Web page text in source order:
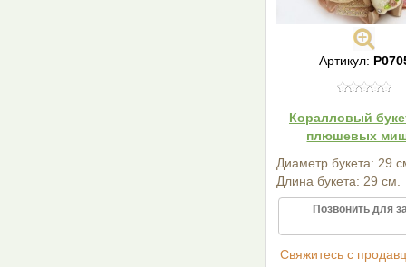
Артикул:
Коралловый
плюшевых
Диаметр букета: 29
Длина букета: 29 см.
Позвонить для
Cвяжитесь с